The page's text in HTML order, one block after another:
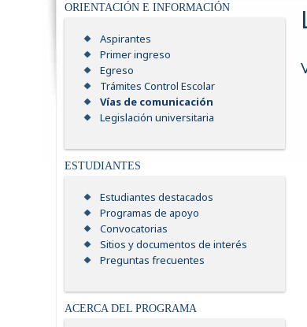
ORIENTACIÓN E INFORMACIÓN
Aspirantes
Primer ingreso
Egreso
Trámites Control Escolar
Vías de comunicación
Legislación universitaria
ESTUDIANTES
Estudiantes destacados
Programas de apoyo
Convocatorias
Sitios y documentos de interés
Preguntas frecuentes
ACERCA DEL PROGRAMA